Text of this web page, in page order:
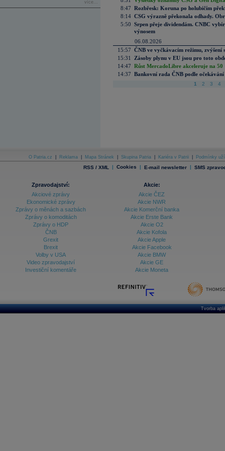
více...
8:47 Rozbřesk: Koruna po holubičím
8:14 CSG výrazně překonala odhady.
5:50 Srpen přeje dividendám. CNBC
výnosem
06.08.2026
15:57 ČNB ve vyčkávacím režimu, zvýšení
15:31
Zásoby plynu v EU jsou pro toto
14:47 Růst MercadoLibre akceleruje na
14:37 Bankovní rada ČNB podle
1 2 3 4
O Patria.cz Reklama Mapa Stránek Skupina Patria Kariéra v Patrii Podmínky
RSS / XML | Cookies | E-mail newsletter | SMS
Zpravodajství:
Akciové zprávy
Ekonomické zprávy
Zprávy o měnách a sazbách
Zprávy o komoditách
Zprávy o HDP
ČNB
Grexit
Brexit
Volby v USA
Video zpravodajství
Investiční komentáře
Akcie:
Akcie ČEZ
Akcie NWR
Akcie Komerční banka
Akcie Erste Bank
Akcie O2
Akcie Kofola
Akcie Apple
Akcie Facebook
Akcie BMW
Akcie GE
Akcie Moneta
Tvorba